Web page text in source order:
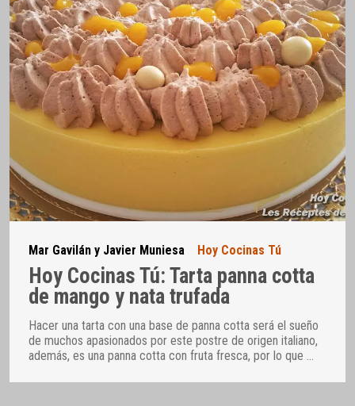
Mar Gavilán y Javier Muniesa Hoy Cocinas Tú
Hoy Cocinas Tú: Tarta panna cotta
de mango y nata trufada
Hacer una tarta con una base de panna cotta será el sueño
de muchos apasionados por este postre de origen italiano,
además, es una panna cotta con fruta fresca, por lo que …